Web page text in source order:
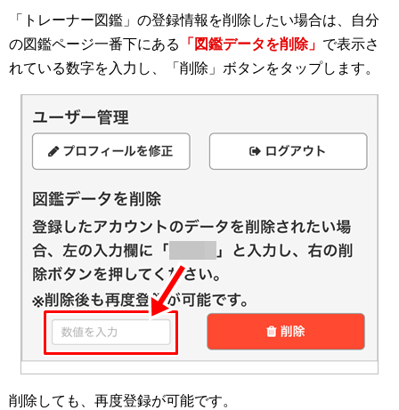
「トレーナー図鑑」の登録情報を削除したい場合は、自分
の図鑑ページ一番下にある 「図鑑データを削除」 で表示さ
れている数字を入力し、「削除」ボタンをタップします。
削除しても、再度登録が可能です。